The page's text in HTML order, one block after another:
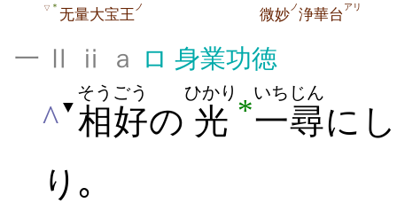
▽ ＊ 无量大宝王 ノ 微妙 ノ浄華台 アリ
一 Ⅱ ⅱ ａ ロ 身業功徳
^ ▼ 相好
そうごう
の 光
ひかり
*一尋
いちじん
に
り｡